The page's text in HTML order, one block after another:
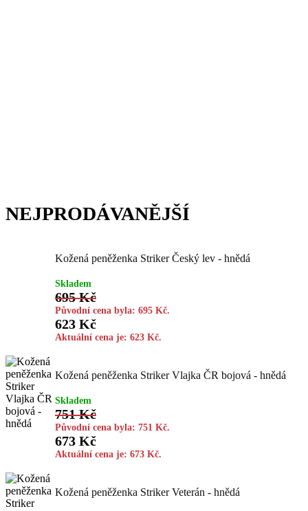
NEJPRODÁVANĚJŠÍ
Kožená peněženka Striker Český lev - hnědá
Skladem
695Kč
Původní cena byla: 695 Kč.
623 Kč
Aktuální cena je: 623 Kč.
Kožená peněženka Striker Vlajka ČR bojová - hnědá
Skladem
751Kč
Původní cena byla: 751 Kč.
673 Kč
Aktuální cena je: 673 Kč.
Kožená peněženka Striker Veterán - hnědá